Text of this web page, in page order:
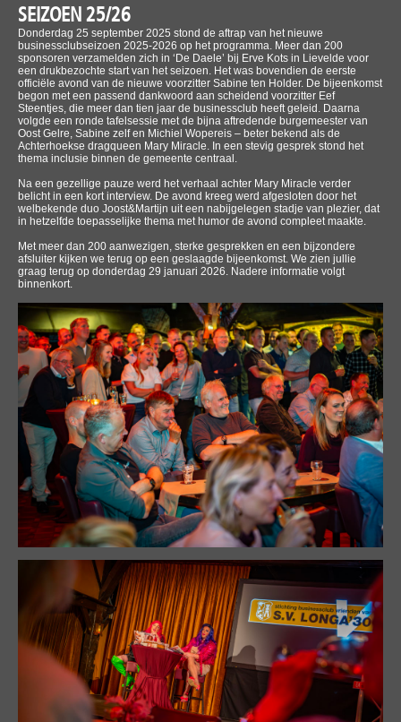
SEIZOEN 25/26
Donderdag 25 september 2025 stond de aftrap van het nieuwe
businessclubseizoen 2025-2026 op het programma. Meer dan 200
sponsoren verzamelden zich in ‘De Daele’ bij Erve Kots in Lievelde voor
een drukbezochte start van het seizoen. Het was bovendien de eerste
officiële avond van de nieuwe voorzitter Sabine ten Holder. De bijeenkomst
begon met een passend dankwoord aan scheidend voorzitter Eef
Steentjes, die meer dan tien jaar de businessclub heeft geleid. Daarna
volgde een ronde tafelsessie met de bijna aftredende burgemeester van
Oost Gelre, Sabine zelf en Michiel Wopereis – beter bekend als de
Achterhoekse dragqueen Mary Miracle. In een stevig gesprek stond het
thema inclusie binnen de gemeente centraal.
Na een gezellige pauze werd het verhaal achter Mary Miracle verder
belicht in een kort interview. De avond kreeg werd afgesloten door het
welbekende duo Joost&Martijn uit een nabijgelegen stadje van plezier, dat
in hetzelfde toepasselijke thema met humor de avond compleet maakte.
Met meer dan 200 aanwezigen, sterke gesprekken en een bijzondere
afsluiter kijken we terug op een geslaagde bijeenkomst. We zien jullie
graag terug op donderdag 29 januari 2026. Nadere informatie volgt
binnenkort.